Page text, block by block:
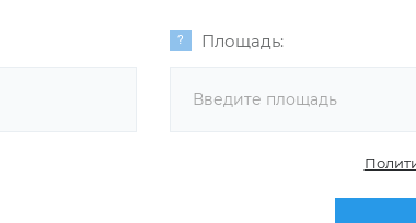
Площадь: